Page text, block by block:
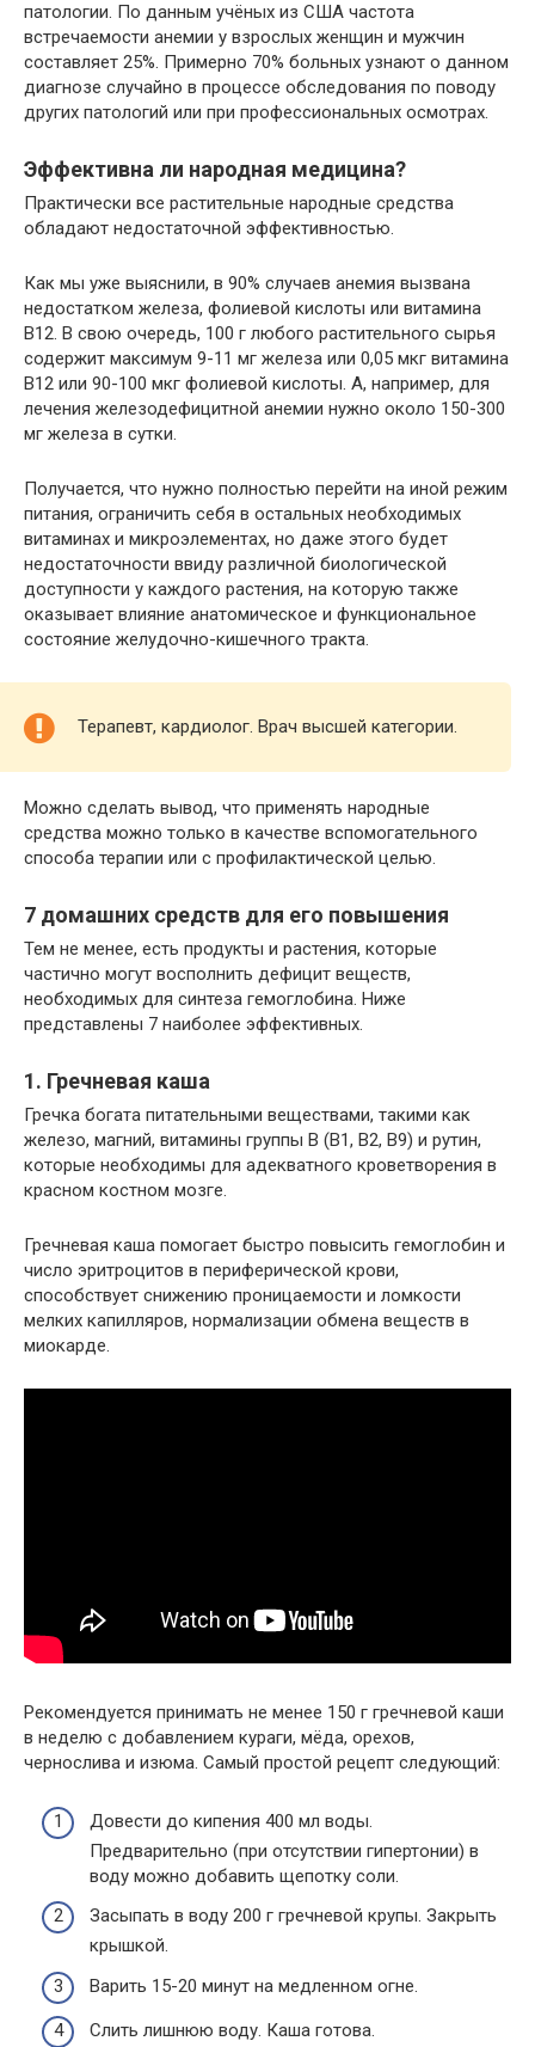
патологии. По данным учёных из США частота
встречаемости анемии у взрослых женщин и мужчин
составляет 25%. Примерно 70% больных узнают о данном
диагнозе случайно в процессе обследования по поводу
других патологий или при профессиональных осмотрах.
Эффективна ли народная медицина?
Практически все растительные народные средства
обладают недостаточной эффективностью.
Как мы уже выяснили, в 90% случаев анемия вызвана
недостатком железа, фолиевой кислоты или витамина
B12. В свою очередь, 100 г любого растительного сырья
содержит максимум 9-11 мг железа или 0,05 мкг витамина
B12 или 90-100 мкг фолиевой кислоты. А, например, для
лечения железодефицитной анемии нужно около 150-300
мг железа в сутки.
Получается, что нужно полностью перейти на иной режим
питания, ограничить себя в остальных необходимых
витаминах и микроэлементах, но даже этого будет
недостаточности ввиду различной биологической
доступности у каждого растения, на которую также
оказывает влияние анатомическое и функциональное
состояние желудочно-кишечного тракта.
Терапевт, кардиолог. Врач высшей категории.
Можно сделать вывод, что применять народные
средства можно только в качестве вспомогательного
способа терапии или с профилактической целью.
7 домашних средств для его повышения
Тем не менее, есть продукты и растения, которые
частично могут восполнить дефицит веществ,
необходимых для синтеза гемоглобина. Ниже
представлены 7 наиболее эффективных.
1. Гречневая каша
Гречка богата питательными веществами, такими как
железо, магний, витамины группы В (В1, В2, В9) и рутин,
которые необходимы для адекватного кроветворения в
красном костном мозге.
Гречневая каша помогает быстро повысить гемоглобин и
число эритроцитов в периферической крови,
способствует снижению проницаемости и ломкости
мелких капилляров, нормализации обмена веществ в
миокарде.
Рекомендуется принимать не менее 150 г гречневой каши
в неделю с добавлением кураги, мёда, орехов,
чернослива и изюма. Самый простой рецепт следующий:
Довести до кипения 400 мл воды.
Предварительно (при отсутствии гипертонии) в
воду можно добавить щепотку соли.
Засыпать в воду 200 г гречневой крупы. Закрыть
крышкой.
Варить 15-20 минут на медленном огне.
Слить лишнюю воду. Каша готова.